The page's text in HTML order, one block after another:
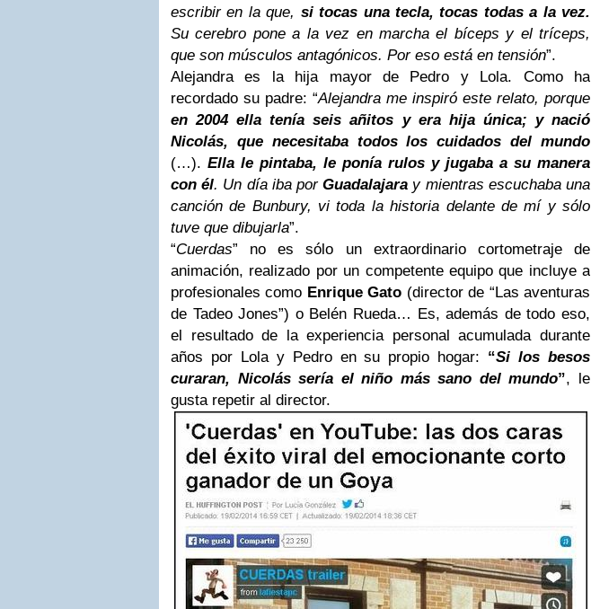
escribir en la que, si tocas una tecla, tocas todas a la vez.
Su cerebro pone a la vez en marcha el bíceps y el tríceps,
que son músculos antagónicos. Por eso está en tensión”.
Alejandra es la hija mayor de Pedro y Lola. Como ha
recordado su padre: “Alejandra me inspiró este relato, porque
en 2004 ella tenía seis añitos y era hija única; y nació
Nicolás, que necesitaba todos los cuidados del mundo
(…). Ella le pintaba, le ponía rulos y jugaba a su manera
con él. Un día iba porGuadalajara y mientras escuchaba una
canción de Bunbury, vi toda la historia delante de mí y sólo
tuve que dibujarla”.
“Cuerdas” no es sólo un extraordinario cortometraje de
animación, realizado por un competente equipo que incluye a
profesionales como Enrique Gato (director de “Las aventuras
de Tadeo Jones”) o Belén Rueda… Es, además de todo eso,
el resultado de la experiencia personal acumulada durante
años por Lola y Pedro en su propio hogar: “Si los besos
curaran, Nicolás sería el niño más sano del mundo”, le
gusta repetir al director.